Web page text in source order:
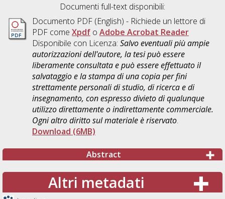
Documenti full-text disponibili:
Documento PDF(English) - Richiede un lettore di
PDF come Xpdfo Adobe Acrobat Reader
Disponibile con Licenza: Salvo eventuali più ampie
autorizzazioni dell'autore, la tesi può essere
liberamente consultata e può essere effettuato il
salvataggio e la stampa di una copia per fini
strettamente personali di studio, di ricerca e di
insegnamento, con espresso divieto di qualunque
utilizzo direttamente o indirettamente commerciale.
Ogni altro diritto sul materiale è riservato.
Download (6MB)
Abstract
Altri metadati